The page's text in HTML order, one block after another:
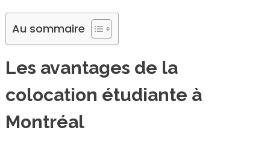
Au sommaire
Les avantages de la
colocation étudiante à
Montréal